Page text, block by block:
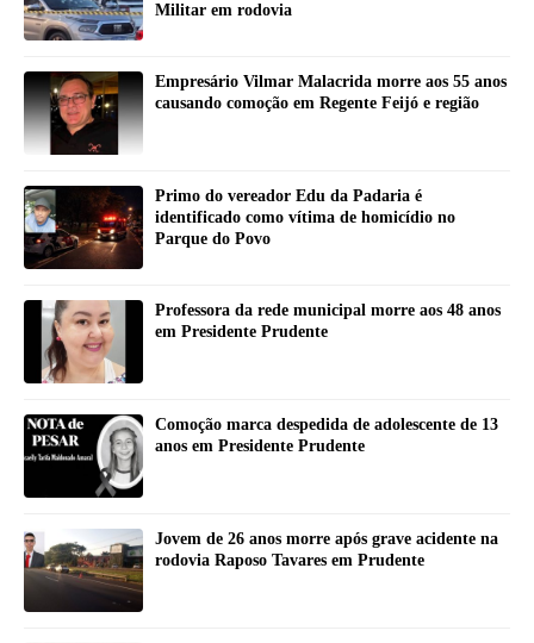
Militar em rodovia
Empresário Vilmar Malacrida morre aos 55 anos
causando comoção em Regente Feijó e região
Primo do vereador Edu da Padaria é
identificado como vítima de homicídio no
Parque do Povo
Professora da rede municipal morre aos 48 anos
em Presidente Prudente
Comoção marca despedida de adolescente de 13
anos em Presidente Prudente
Jovem de 26 anos morre após grave acidente na
rodovia Raposo Tavares em Prudente